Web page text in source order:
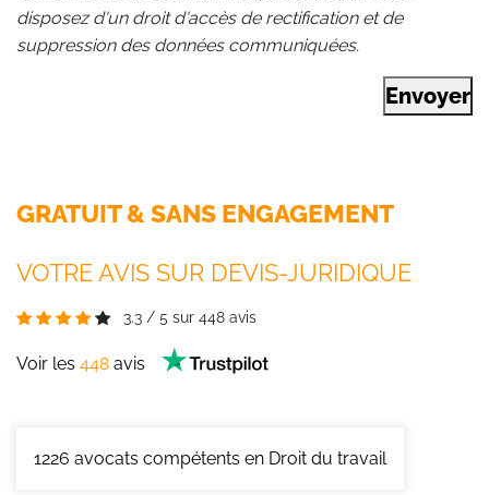
disposez d'un droit d'accès de rectification et de
suppression des données communiquées.
Envoyer
GRATUIT & SANS ENGAGEMENT
VOTRE AVIS SUR DEVIS-JURIDIQUE
3.3 / 5 sur 448 avis
Voir les 448 avis
1226 avocats compétents en Droit du travail